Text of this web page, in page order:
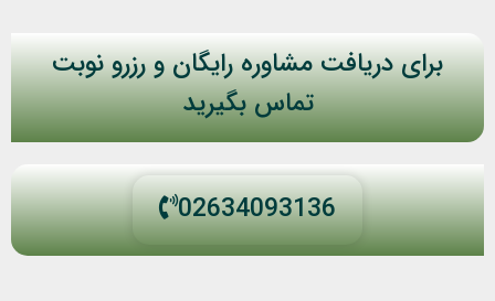
برای دریافت مشاوره رایگان و رزرو نوبت
تماس بگیرید
02634093136